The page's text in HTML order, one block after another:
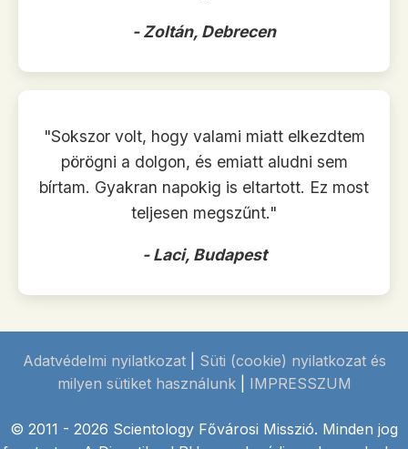
- Zoltán, Debrecen
"Sokszor volt, hogy valami miatt elkezdtem
pörögni a dolgon, és emiatt aludni sem
bírtam. Gyakran napokig is eltartott. Ez most
teljesen megszűnt."
- Laci, Budapest
Adatvédelmi nyilatkozat| Süti (cookie) nyilatkozat és
milyen sütiket használunk| IMPRESSZUM
© 2011 - 2026 Scientology Fővárosi Misszió. Minden jog